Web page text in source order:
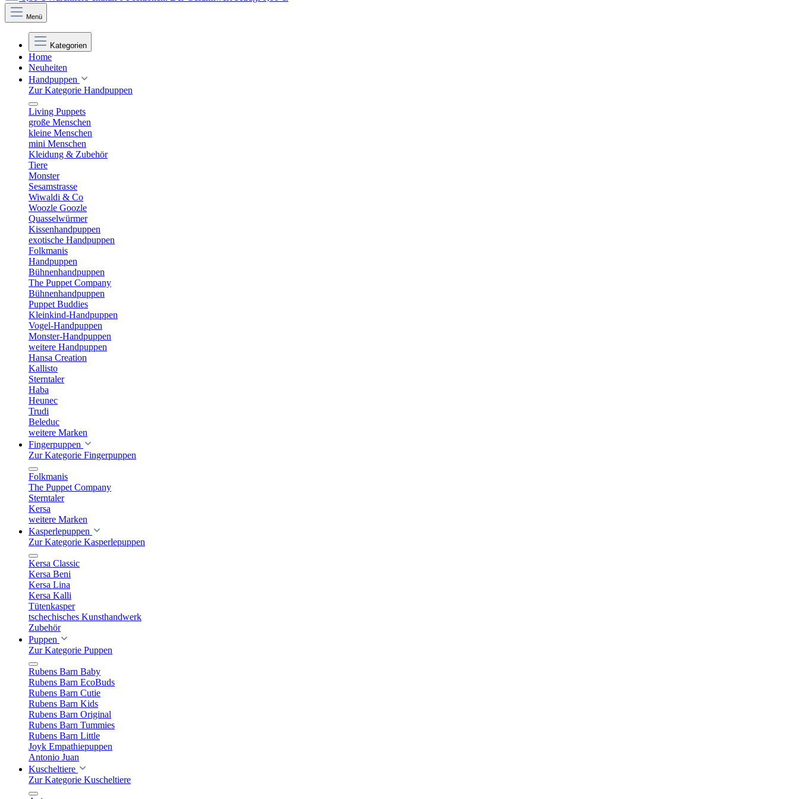
Menü
Kategorien
Home
Neuheiten
Handpuppen
Zur Kategorie Handpuppen
Living Puppets
große Menschen
kleine Menschen
mini Menschen
Kleidung & Zubehör
Tiere
Monster
Sesamstrasse
Wiwaldi & Co
Woozle Goozle
Quasselwürmer
Kissenhandpuppen
exotische Handpuppen
Folkmanis
Handpuppen
Bühnenhandpuppen
The Puppet Company
Bühnenhandpuppen
Puppet Buddies
Kleinkind-Handpuppen
Vogel-Handpuppen
Monster-Handpuppen
weitere Handpuppen
Hansa Creation
Kallisto
Sterntaler
Haba
Heunec
Trudi
Beleduc
weitere Marken
Fingerpuppen
Zur Kategorie Fingerpuppen
Folkmanis
The Puppet Company
Sterntaler
Kersa
weitere Marken
Kasperlepuppen
Zur Kategorie Kasperlepuppen
Kersa Classic
Kersa Beni
Kersa Lina
Kersa Kalli
Tütenkasper
tschechisches Kunsthandwerk
Zubehör
Puppen
Zur Kategorie Puppen
Rubens Barn Baby
Rubens Barn EcoBuds
Rubens Barn Cutie
Rubens Barn Kids
Rubens Barn Original
Rubens Barn Tummies
Rubens Barn Little
Joyk Empathiepuppen
Antonio Juan
Kuscheltiere
Zur Kategorie Kuscheltiere